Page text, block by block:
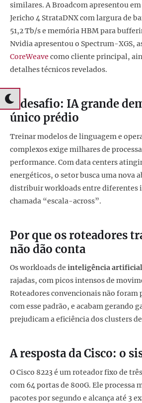
similares. A Broadcom apresentou
Jericho 4 StrataDNX com largura de
51,2 Tb/s e memória HBM para
Nvidia apresentou o Spectrum-XGS,
CoreWeave como cliente principal,
detalhes técnicos revelados.
O desafio: IA grande
único prédio
Treinar modelos de linguagem e
complexos exige milhares de
performance. Com data centers
energéticos, o setor busca uma nova
distribuir workloads entre diferentes
chamada “escala-across”.
Por que os roteadores
não dão conta
Os workloads de inteligência artificial
rajadas, com picos intensos de
Roteadores convencionais não foram
com esse padrão, e acabam gerando
prejudicam a eficiência dos clusters de
A resposta da Cisco: o
O Cisco 8223 é um roteador fixo de
com 64 portas de 800G. Ele processa
pacotes por segundo e alcança até 3